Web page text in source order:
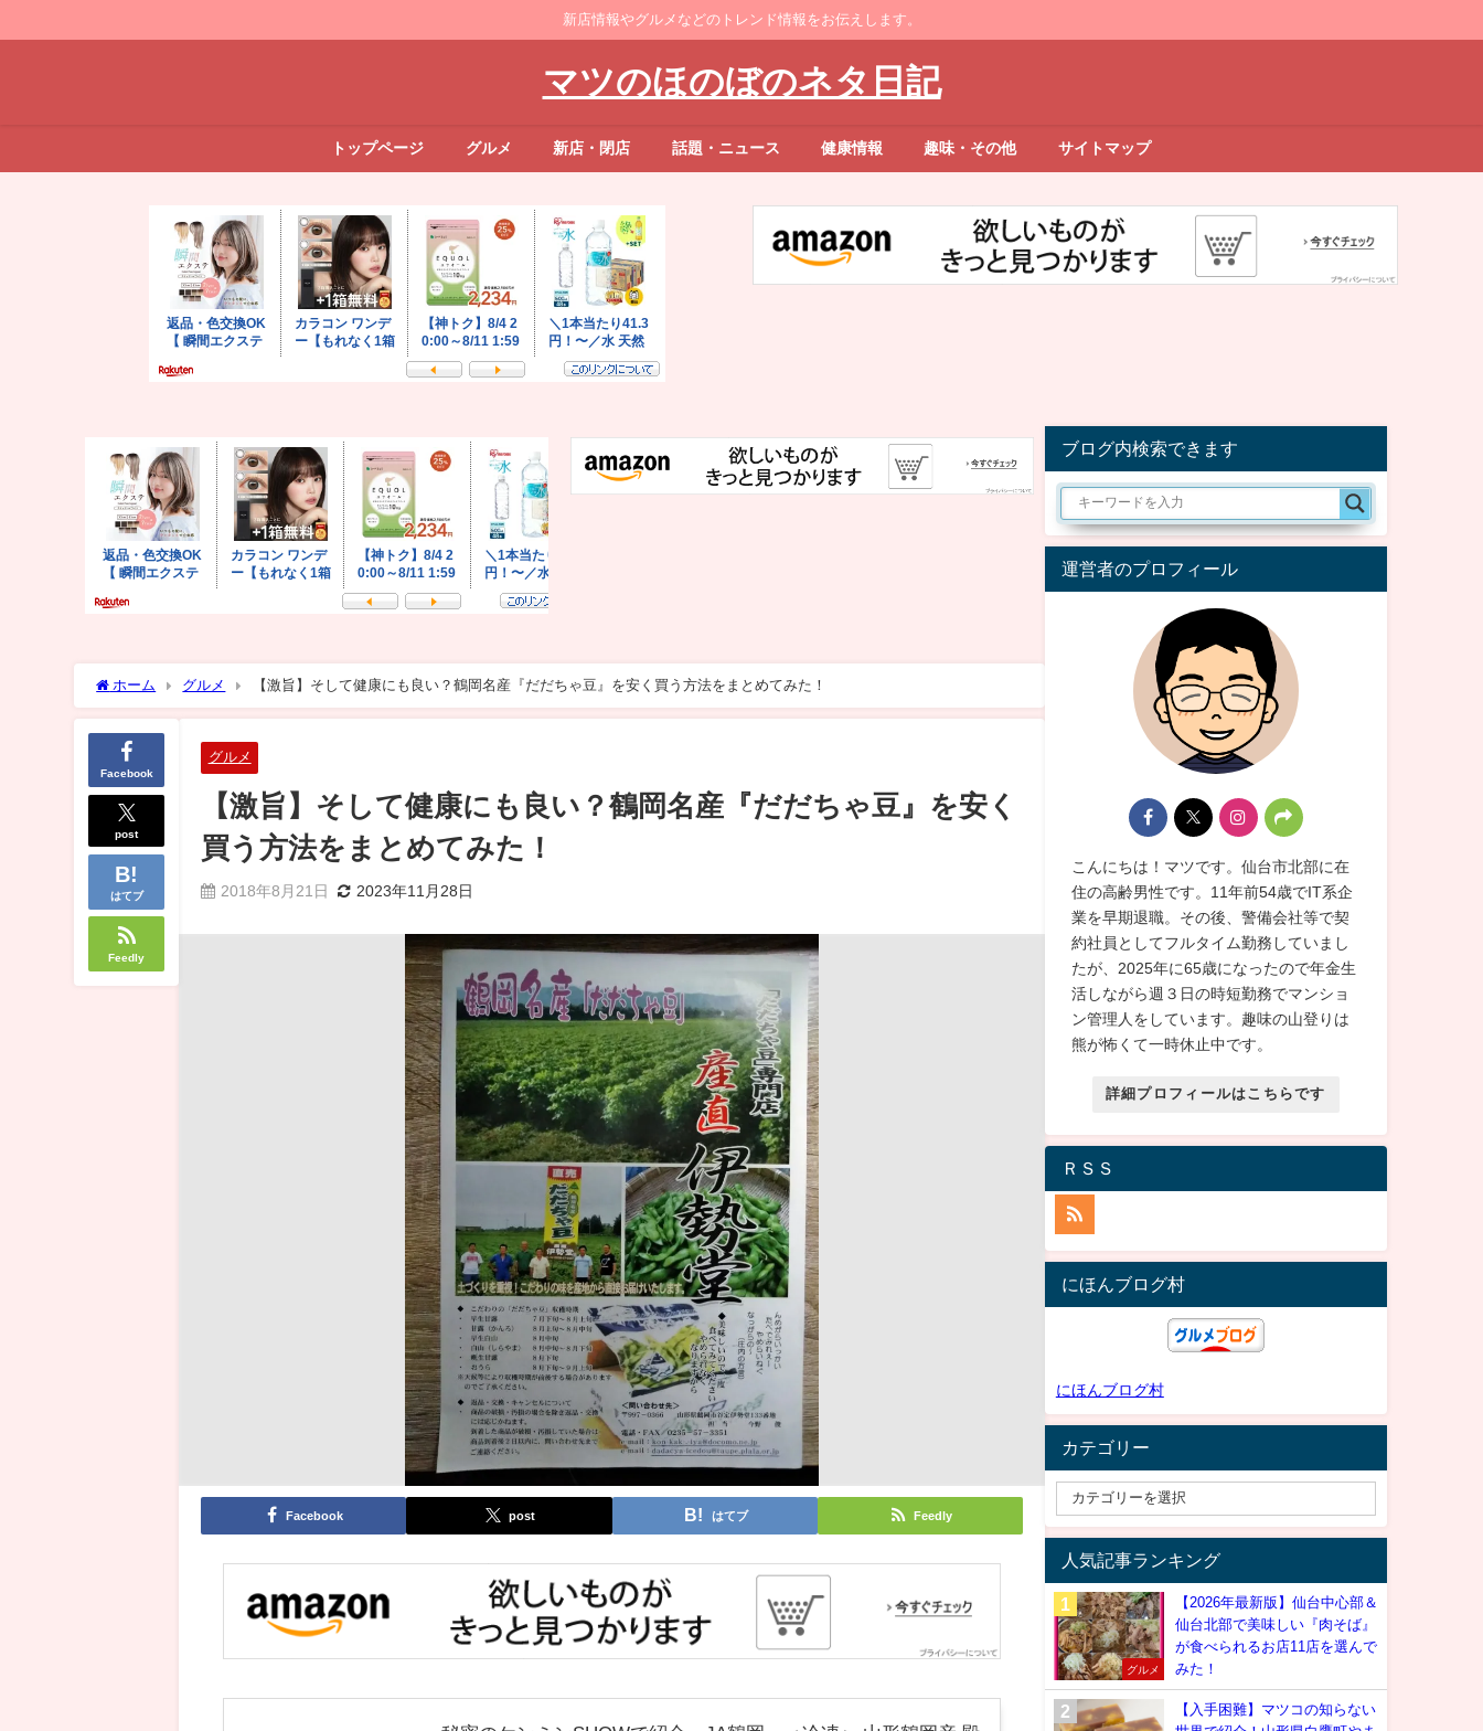
新店情報やグルメなどのトレンド情報をお伝えします。
マツのほのぼのネタ日記
トップページ グルメ 新店・閉店 話題・ニュース 健康情報 趣味・その他 サイトマップ
ホーム グルメ 【激旨】そして健康にも良い？鶴岡名産『だだちゃ豆』を安く買う方法をまとめてみた！
Facebook
post
はてブ
Feedly
グルメ
【激旨】そして健康にも良い？鶴岡名産『だだちゃ豆』を安く
買う方法をまとめてみた！
2018年8月21日 2023年11月28日
Facebook post はてブ Feedly
ブログ内検索できます
運営者のプロフィール
こんにちは！マツです。仙台市北部に在
住の高齢男性です。11年前54歳でIT系企
業を早期退職。その後、警備会社等で契
約社員としてフルタイム勤務していまし
たが、2025年に65歳になったので年金生
活しながら週３日の時短勤務でマンショ
ン管理人をしています。趣味の山登りは
熊が怖くて一時休止中です。
詳細プロフィールはこちらです
ＲＳＳ
にほんブログ村
にほんブログ村
カテゴリー
人気記事ランキング
グルメ
【2026年最新版】仙台中心部＆
仙台北部で美味しい『肉そば』
が食べられるお店11店を選んで
みた！
【入手困難】マツコの知らない